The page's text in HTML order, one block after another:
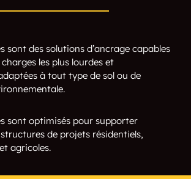
sont des solutions d’ancrage capables
les plus lourdes et
à tout type de sol ou de
sont optimisés pour supporter
de projets résidentiels,
agricoles.